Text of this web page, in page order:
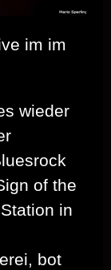
im im
wieder
of the
in
bot